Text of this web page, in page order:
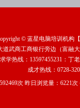
© 蓝星电脑培训机构
道武商工商银行旁边（富融
求学热线：13597455231：丁
成才热线：0728-
次 昨日浏览量：6221